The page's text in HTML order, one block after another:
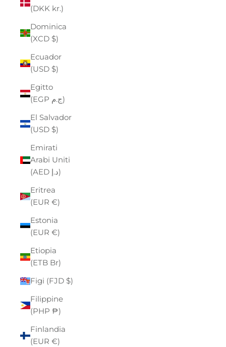
(DKK kr.)
Dominica
(XCD $)
Ecuador
(USD $)
Egitto
(EGP ج.م)
El Salvador
(USD $)
Emirati
Arabi Uniti
(AED د.إ)
Eritrea
(EUR €)
Estonia
(EUR €)
Etiopia
(ETB Br)
Figi (FJD $)
Filippine
(PHP ₱)
Finlandia
(EUR €)